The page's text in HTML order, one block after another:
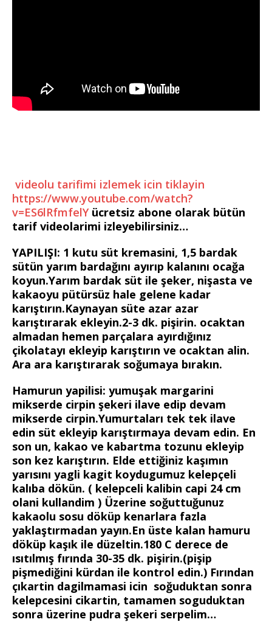
videolu tarifimi izlemek icin tiklayin
https://www.youtube.com/watch?
v=ES6lRfmfelYücretsiz abone olarak bütün
tarif videolarimi izleyebilirsiniz…
YAPILIŞI: 1 kutu süt kremasini, 1,5 bardak
sütün yarım bardağını ayırıp kalanını ocağa
koyun.Yarım bardak süt ile şeker, nişasta ve
kakaoyu pütürsüz hale gelene kadar
karıştırın.Kaynayan süte azar azar
karıştırarak ekleyin.2-3 dk. pişirin. ocaktan
almadan hemen parçalara ayırdığınız
çikolatayı ekleyip karıştırın ve ocaktan alin.
Ara ara karıştırarak soğumaya bırakın.
Hamurun yapilisi: yumuşak margarini
mikserde cirpin şekeri ilave edip devam
mikserde cirpin.Yumurtaları tek tek ilave
edin süt ekleyip karıştırmaya devam edin. En
son un, kakao ve kabartma tozunu ekleyip
son kez karıştırın. Elde ettiğiniz kaşımın
yarısını yagli kagit koydugumuz kelepçeli
kalıba dökün. ( kelepceli kalibin capi 24 cm
olani kullandim ) Üzerine soğuttuğunuz
kakaolu sosu döküp kenarlara fazla
yaklaştırmadan yayın.En üste kalan hamuru
döküp kaşık ile düzeltin.180 C derece de
ısıtılmış fırında 30-35 dk. pişirin.(pişip
pişmediğini kürdan ile kontrol edin.) Fırından
çıkartin dagilmamasi icin soğuduktan sonra
kelepcesini cikartin, tamamen soguduktan
sonra üzerine pudra şekeri serpelim…